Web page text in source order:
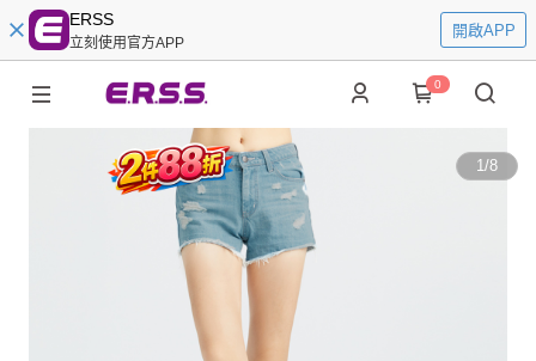
ERSS
立刻使用官方APP
開啟APP
0
1/8